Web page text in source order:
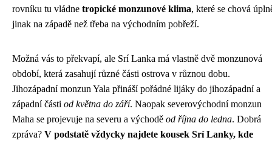
rovníku tu vládne tropické monzunové klima, které se chová
jinak na západě než třeba na východním pobřeží.
Možná vás to překvapí, ale Srí Lanka má vlastně dvě monzunová
období, která zasahují různé části ostrova v různou dobu.
Jihozápadní monzun Yala přináší pořádné lijáky do jihozápadní a
západní části od května do září. Naopak severovýchodní monzun
Maha se projevuje na severu a východě od října do ledna. Dobrá
zpráva? V podstatě vždycky najdete kousek Srí Lanky, kde